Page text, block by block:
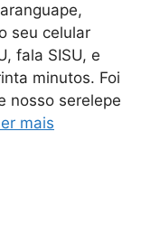
seu celular
fala SISU, e
minutos. Foi
nosso serelepe
mais